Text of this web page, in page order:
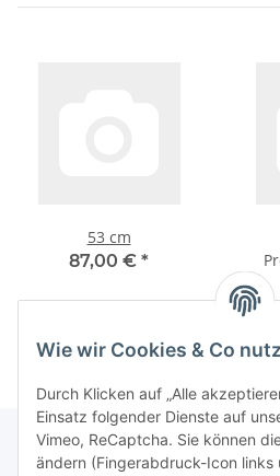
53 cm
87,00 € *
Wie wir Cookies & Co
Durch Klicken auf „Alle
Einsatz folgender Dienste auf
Vimeo, ReCaptcha. Sie können
ändern (Fingerabdruck-Icon links